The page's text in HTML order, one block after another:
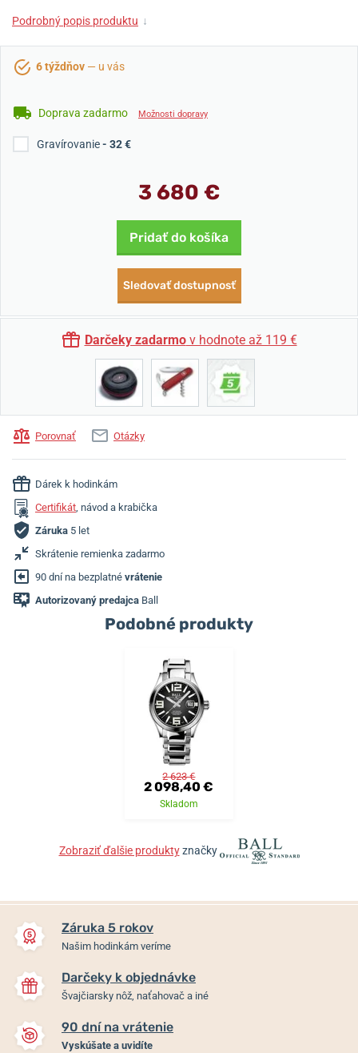
Podrobný popis produktu ↓
6 týždňov — u vás
Doprava zadarmo Možnosti dopravy
Gravírovanie- 32 €
3 680 €
Pridať do košíka
Sledovať dostupnosť
Darčeky zadarmov hodnote až 119 €
Porovnať Otázky
Dárek k hodinkám
Certifikát, návod a krabička
Záruka 5 let
Skrátenie remienka zadarmo
90 dní na bezplatné vrátenie
Autorizovaný predajca Ball
Podobné produkty
2 623 €
2 098,40 €
Skladom
Zobraziť ďalšie produktyznačky
Záruka 5 rokov
Našim hodinkám veríme
Darčeky k objednávke
Švajčiarsky nôž, naťahovač a iné
90 dní na vrátenie
Vyskúšate a uvidíte